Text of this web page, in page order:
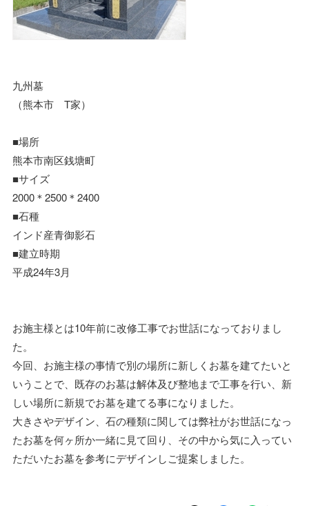
九州墓
（熊本市 T家）
■場所
熊本市南区銭塘町
■サイズ
2000＊2500＊2400
■石種
インド産青御影石
■建立時期
平成24年3月
お施主様とは10年前に改修工事でお世話になっておりまし
た。
今回、お施主様の事情で別の場所に新しくお墓を建てたいと
いうことで、既存のお墓は解体及び整地まで工事を行い、新
しい場所に新規でお墓を建てる事になりました。
大きさやデザイン、石の種類に関しては弊社がお世話になっ
たお墓を何ヶ所か一緒に見て回り、その中から気に入ってい
ただいたお墓を参考にデザインしご提案しました。